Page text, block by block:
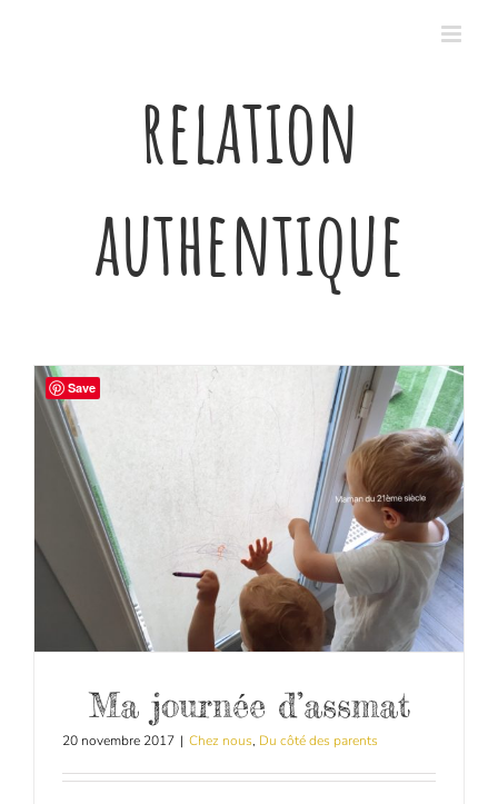
relation
authentique
Ma journée d’assmat
20 novembre 2017 | Chez nous, Du côté des parents
Save